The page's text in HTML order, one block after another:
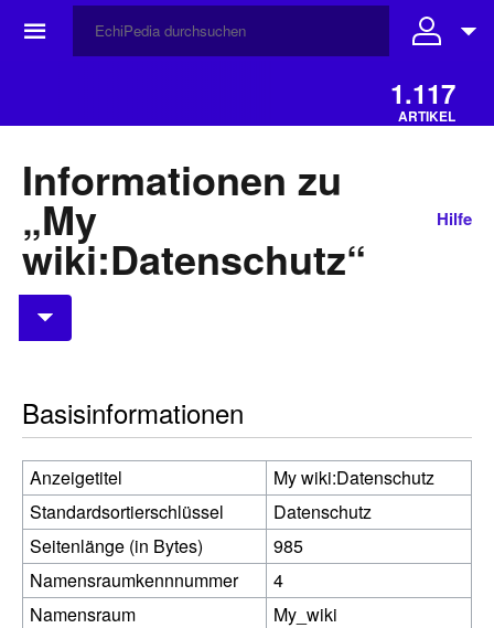
☰
1.117
ARTIKEL
Informationen zu
„My
wiki:Datenschutz“
Hilfe
Basisinformationen
Anzeigetitel
My wiki:Datenschutz
Standardsortierschlüssel
Datenschutz
Seitenlänge (in Bytes)
985
Namensraumkennnummer
4
Namensraum
My_wiki